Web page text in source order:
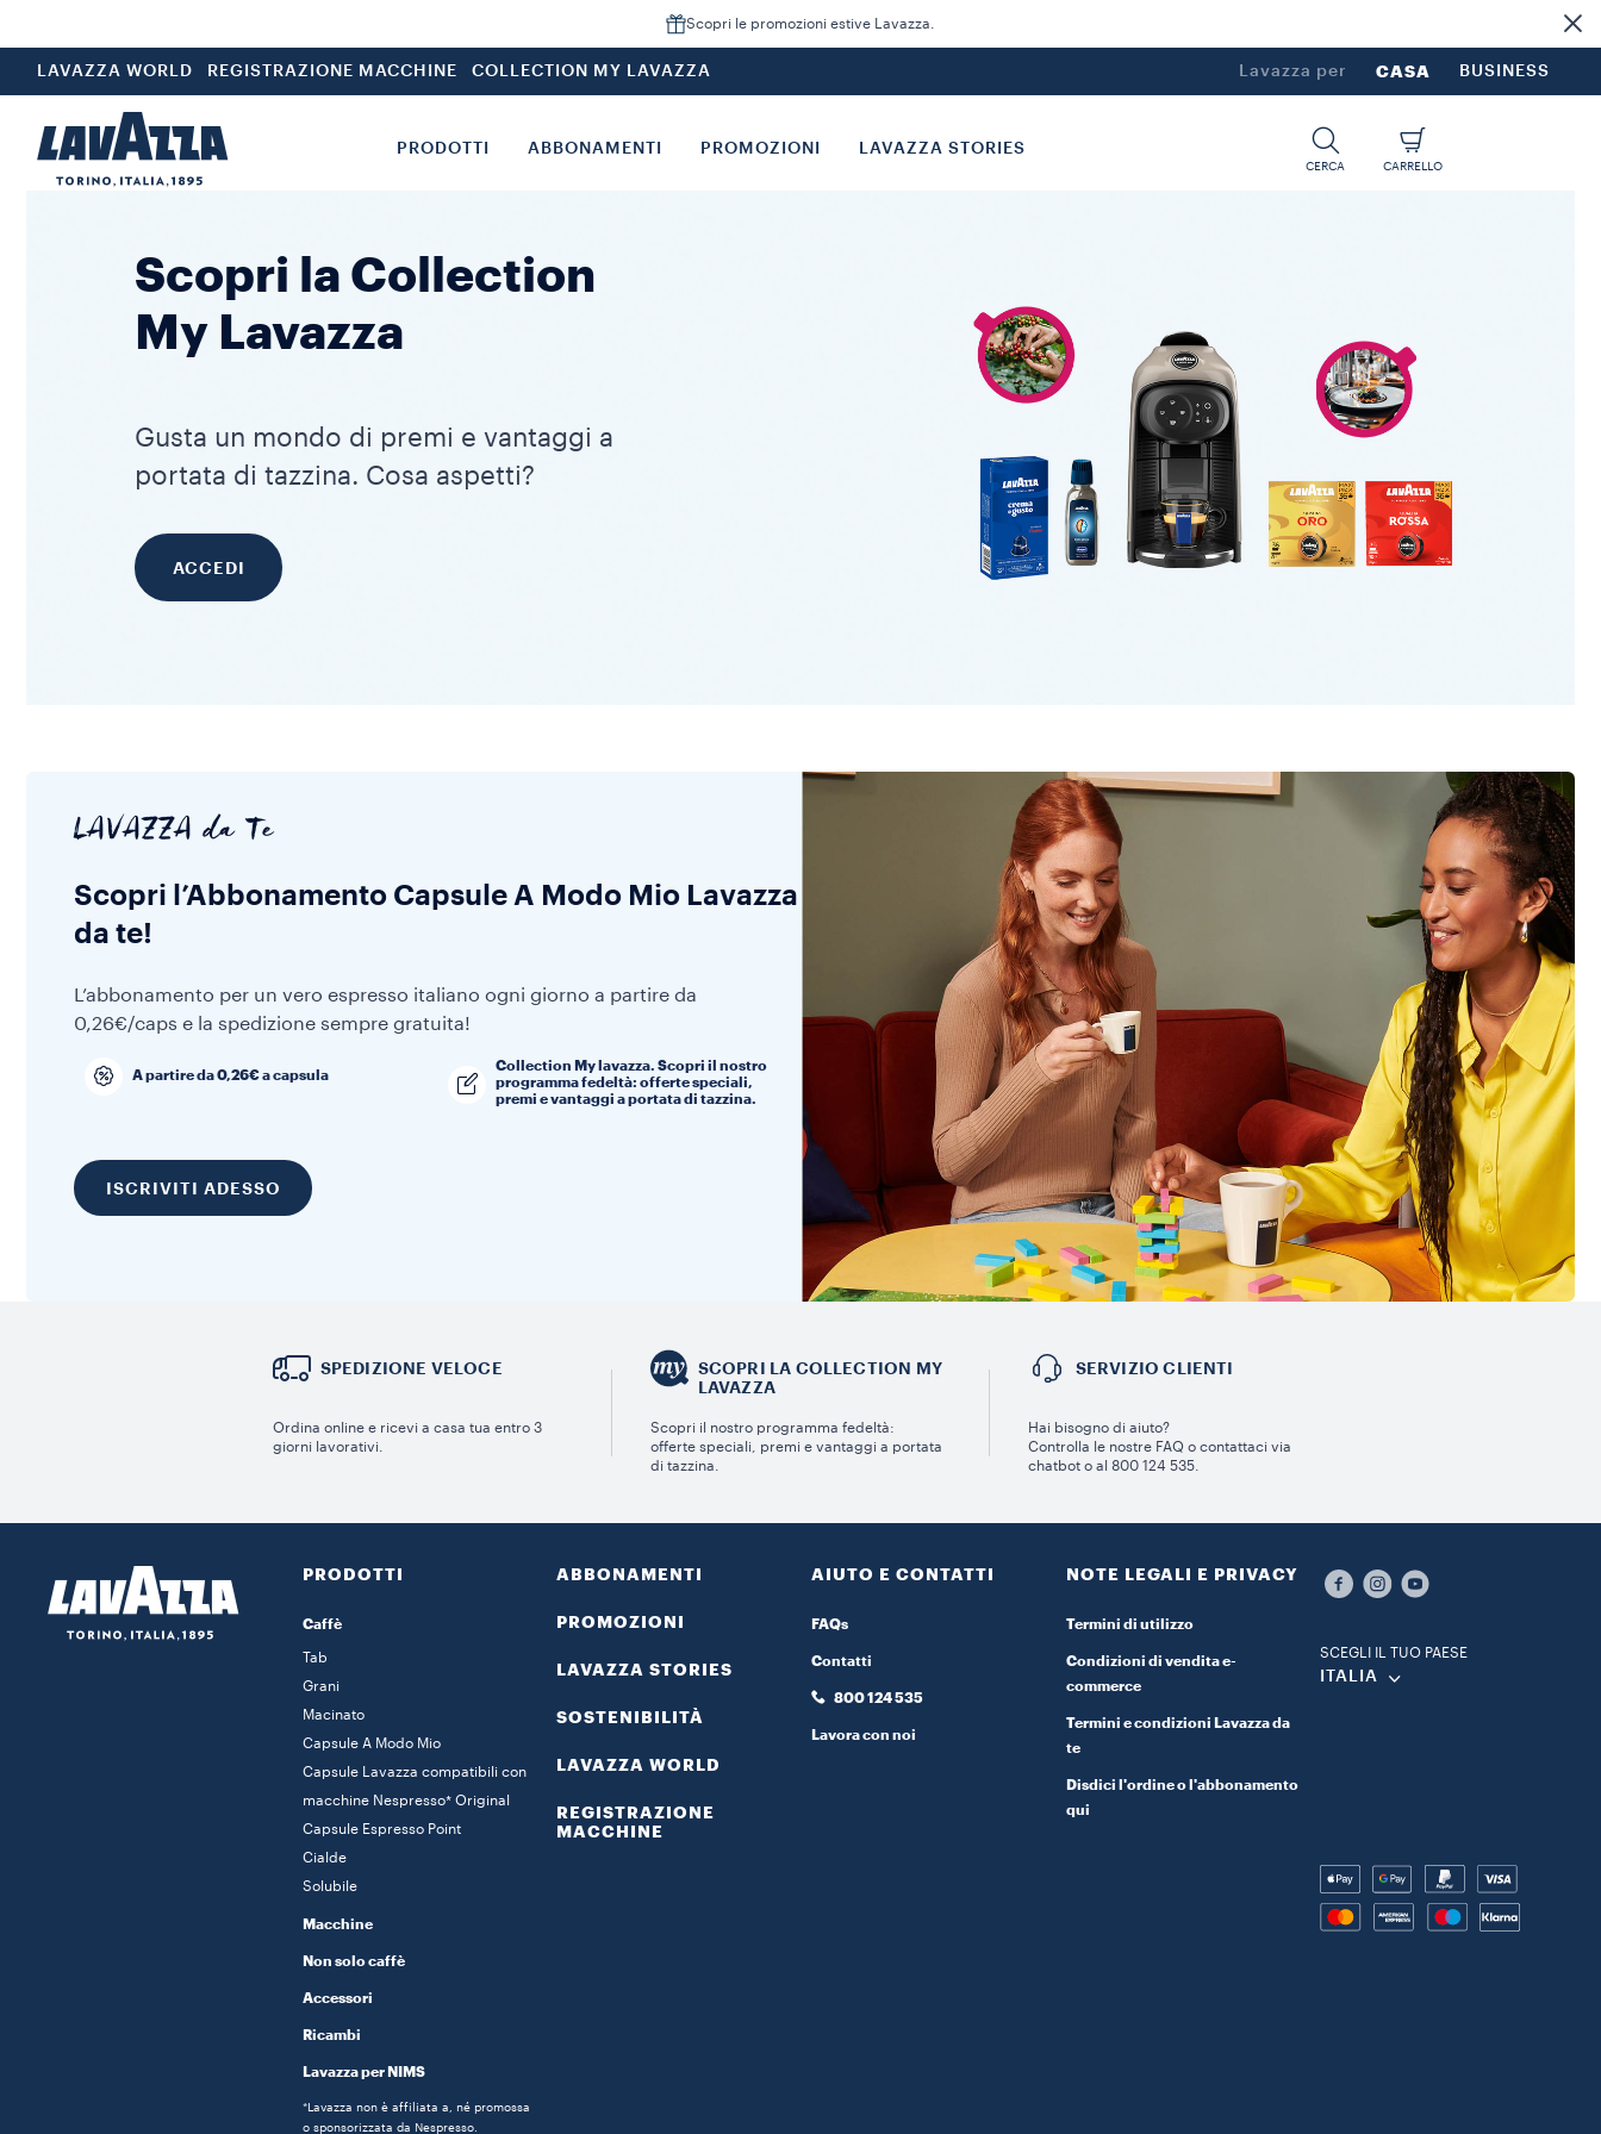
Scopri le promozioni estive Lavazza.
LAVAZZA WORLD REGISTRAZIONE MACCHINE COLLECTION MY LAVAZZA Lavazza per CASA BUSINESS
PRODOTTI ABBONAMENTI PROMOZIONI LAVAZZA STORIES
CERCA CARRELLO
Scopri la Collection
My Lavazza
Gusta un mondo di premi e vantaggi a
portata di tazzina. Cosa aspetti?
ACCEDI
LAVAZZA da Te
Scopri l’Abbonamento Capsule A Modo Mio Lavazza
da te!
L’abbonamento per un vero espresso italiano ogni giorno a partire da
0,26€/caps e la spedizione sempre gratuita!
A partire da 0,26€ a capsula
Collection My lavazza. Scopri il nostro
programma fedeltà: offerte speciali,
premi e vantaggi a portata di tazzina.
ISCRIVITI ADESSO
SPEDIZIONE VELOCE
Ordina online e ricevi a casa tua entro 3
giorni lavorativi.
SCOPRI LA COLLECTION MY
LAVAZZA
Scopri il nostro programma fedeltà:
offerte speciali, premi e vantaggi a portata
di tazzina.
SERVIZIO CLIENTI​
Hai bisogno di aiuto?​
Controlla le nostre FAQ o contattaci via
chatbot o al 800 124 535.
PRODOTTI
Caffè
Tab
Grani
Macinato
Capsule A Modo Mio
Capsule Lavazza compatibili con
macchine Nespresso* Original
Capsule Espresso Point
Cialde
Solubile
Macchine
Non solo caffè
Accessori
Ricambi
Lavazza per NIMS
*Lavazza non è affiliata a, né promossa
o sponsorizzata da Nespresso.
ABBONAMENTI
PROMOZIONI
LAVAZZA STORIES
SOSTENIBILITÀ
LAVAZZA WORLD
REGISTRAZIONE
MACCHINE
AIUTO E CONTATTI
FAQs
Contatti
800 124 535
Lavora con noi
NOTE LEGALI E PRIVACY
Termini di utilizzo
Condizioni di vendita e-
commerce
Termini e condizioni Lavazza da
te
Disdici l'ordine o l'abbonamento
qui
SCEGLI IL TUO PAESE
ITALIA